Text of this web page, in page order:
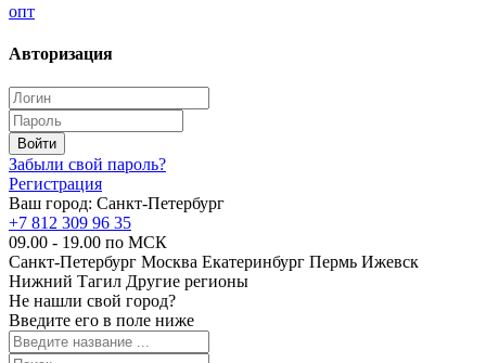
опт
Авторизация
Забыли свой пароль?
Регистрация
Ваш город: Санкт-Петербург
+7 812 309 96 35
09.00 - 19.00 по МСК
Санкт-Петербург Москва Екатеринбург Пермь Ижевск
Нижний Тагил Другие регионы
Не нашли свой город?
Введите его в поле ниже